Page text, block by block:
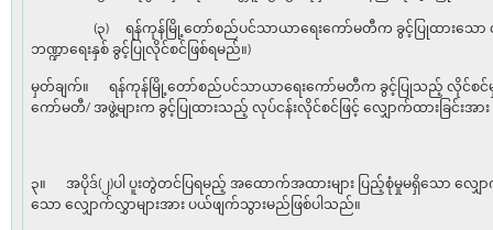
(၃) ရန်ကုန်မြို့တော်စည်ပင်သာယာရေးကော်မတီက ခွင့်ပြုထားသော လုပ်င
ဘဏ္ဍာရေးနှစ် ခွင့်ပြုလိုင်စင်ဖြစ်ရမည်။)
မှတ်ချက်။ ရန်ကုန်မြို့တော်စည်ပင်သာယာရေးကော်မတီက ခွင့်ပြုသည့် လိုင်စင်
ကော်မတီ/ အဖွဲ့များက ခွင့်ပြုထားသည့် လုပ်ငန်းလိုင်စင်ဖြင့် လျှောက်ထား
၃။ အပိုဒ်(၂)ပါ ပူးတွဲတင်ပြရမည့် အထောက်အထားများ ပြည့်စုံမှုမရှိသော လျှော
သော လျှောက်လွှာများအား ပယ်ဖျက်သွားမည်ဖြစ်ပါသည်။